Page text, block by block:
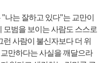
나는 잘하고 있다"는 교만이
모범을 보이는 사람도 스스로
사람이 불신자보다 더 위
만하다는 사실을 깨달으라